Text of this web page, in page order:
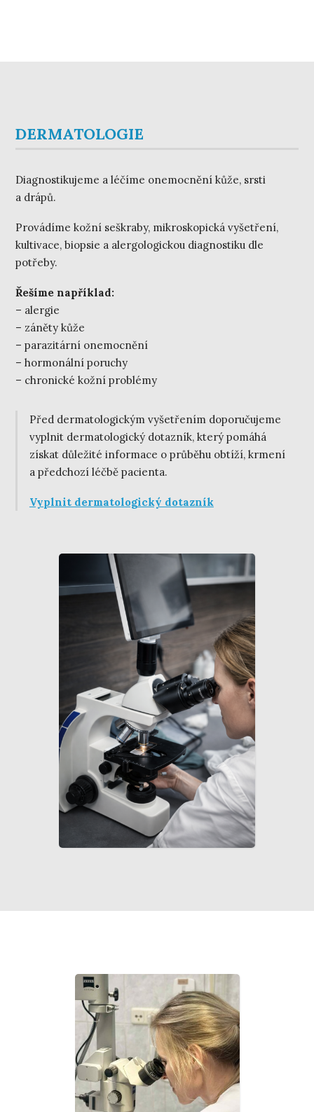
DERMATOLOGIE
Diagnostikujeme a léčíme onemocnění kůže, srsti
a drápů.
Provádíme kožní seškraby, mikroskopická vyšetření,
kultivace, biopsie a alergologickou diagnostiku dle
potřeby.
Řešíme například:
– alergie
– záněty kůže
– parazitární onemocnění
– hormonální poruchy
– chronické kožní problémy
Před dermatologickým vyšetřením doporučujeme
vyplnit dermatologický dotazník, který pomáhá
získat důležité informace o průběhu obtíží, krmení
a předchozí léčbě pacienta.
Vyplnit dermatologický dotazník